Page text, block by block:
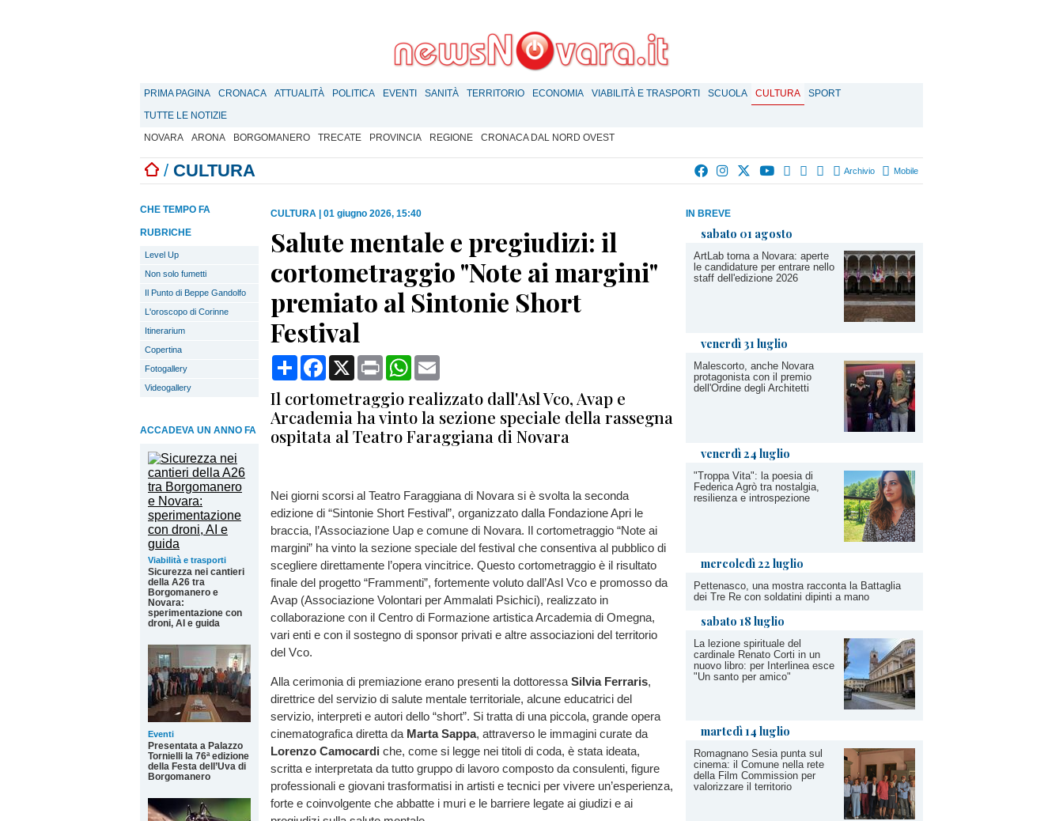
PRIMA PAGINA CRONACA ATTUALITÀ POLITICA EVENTI SANITÀ TERRITORIO ECONOMIA VIABILITÀ E TRASPORTI SCUOLA CULTURA
SPORT
TUTTE LE NOTIZIE
NOVARA
ARONA BORGOMANERO TRECATE PROVINCIA REGIONE CRONACA DAL NORD OVEST
/ CULTURA Archivio Mobile
IN BREVE
sabato 01 agosto
ArtLab torna a Novara: aperte
le candidature per entrare nello
staff dell'edizione 2026
venerdì 31 luglio
Malescorto, anche Novara
protagonista con il premio
dell'Ordine degli Architetti
venerdì 24 luglio
"Troppa Vita": la poesia di
Federica Agrò tra nostalgia,
resilienza e introspezione
mercoledì 22 luglio
Pettenasco, una mostra racconta la Battaglia
dei Tre Re con soldatini dipinti a mano
sabato 18 luglio
La lezione spirituale del
cardinale Renato Corti in un
nuovo libro: per Interlinea esce
"Un santo per amico"
martedì 14 luglio
Romagnano Sesia punta sul
cinema: il Comune nella rete
della Film Commission per
valorizzare il territorio
CHE TEMPO FA
RUBRICHE
Level Up
Non solo fumetti
Il Punto di Beppe Gandolfo
L'oroscopo di Corinne
Itinerarium
Copertina
Fotogallery
Videogallery
ACCADEVA UN ANNO FA
Viabilità e trasporti
Sicurezza nei cantieri
della A26 tra
Borgomanero e
Novara:
sperimentazione con
droni, AI e guida
Eventi
Presentata a Palazzo
Tornielli la 76ª edizione
della Festa dell’Uva di
Borgomanero
CULTURA 01 giugno 2026, 15:40
Salute mentale e pregiudizi: il
cortometraggio "Note ai margini"
premiato al Sintonie Short
Festival
CondividiFacebook
X Print WhatsApp
Il cortometraggio realizzato dall'Asl Vco, Avap e
Arcademia ha vinto la sezione speciale della rassegna
ospitata al Teatro Faraggiana di Novara
Nei giorni scorsi al Teatro Faraggiana di Novara si è svolta la seconda
edizione di “Sintonie Short Festival”, organizzato dalla Fondazione Apri le
braccia, l’Associazione Uap e comune di Novara. Il cortometraggio “Note ai
margini” ha vinto la sezione speciale del festival che consentiva al pubblico di
scegliere direttamente l’opera vincitrice. Questo cortometraggio è il risultato
finale del progetto “Frammenti”, fortemente voluto dall’Asl Vco e promosso da
Avap (Associazione Volontari per Ammalati Psichici), realizzato in
collaborazione con il Centro di Formazione artistica Arcademia di Omegna,
vari enti e con il sostegno di sponsor privati e altre associazioni del territorio
del Vco.
Alla cerimonia di premiazione erano presenti la dottoressa Silvia Ferraris,
direttrice del servizio di salute mentale territoriale, alcune educatrici del
servizio, interpreti e autori dello “short”. Si tratta di una piccola, grande opera
cinematografica diretta da Marta Sappa, attraverso le immagini curate da
Lorenzo Camocardi che, come si legge nei titoli di coda, è stata ideata,
scritta e interpretata da tutto gruppo di lavoro composto da consulenti, figure
professionali e giovani trasformatisi in artisti e tecnici per vivere un’esperienza,
forte e coinvolgente che abbatte i muri e le barriere legate ai giudizi e ai